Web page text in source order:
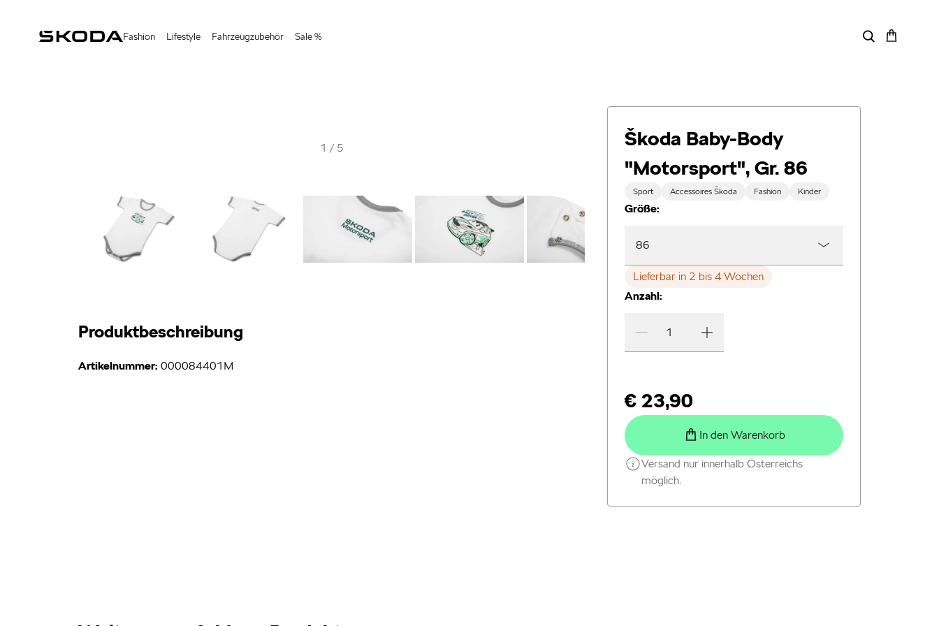
Fashion Lifestyle Fahrzeugzubehör Sale %
1 / 5
Produktbeschreibung
Artikelnummer: 000084401M
Škoda Baby-Body
"Motorsport", Gr. 86
Sport Accessoires Škoda Fashion Kinder
Größe:
86
Lieferbar in 2 bis 4 Wochen
Anzahl:
€ 23,90
In den Warenkorb
Versand nur innerhalb Österreichs
möglich.